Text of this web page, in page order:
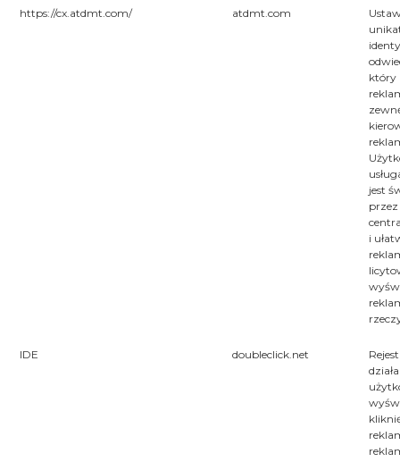
https://cx.atdmt.com/ atdmt.com
który
jest
i
IDE doubleclick.net